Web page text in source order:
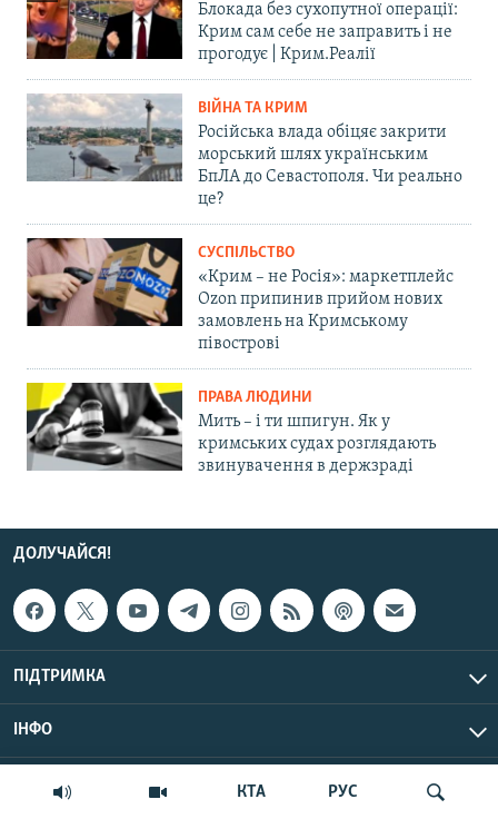
КТА РУС
Блокада без сухопутної операції:
Крим сам себе не заправить і не
прогодує | Крим.Реалії
ВІЙНА ТА КРИМ
Російська влада обіцяє закрити
морський шлях українським
БпЛА до Севастополя. Чи реально
це?
СУСПІЛЬСТВО
«Крим – не Росія»: маркетплейс
Ozon припинив прийом нових
замовлень на Кримському
півострові
ПРАВА ЛЮДИНИ
Мить – і ти шпигун. Як у
кримських судах розглядають
звинувачення в держзраді
ДОЛУЧАЙСЯ!
ПІДТРИМКА
ІНФО
© Крим.Реалії, 2026 | Усі права застережено.